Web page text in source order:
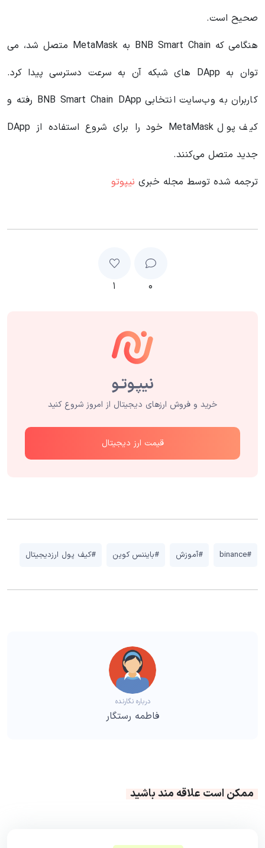
صحیح است.
هنگامی که BNB Smart Chain به MetaMask متصل شد، می
توان به DApp های شبکه آن به سرعت دسترسی پیدا کرد.
کاربران به وب‌سایت انتخابی BNB Smart Chain DApp رفته و
کیف پول MetaMask خود را برای شروع استفاده از DApp
جدید متصل می‌کنند.
ترجمه شده توسط مجله خبری نیپوتو
۰ ۱
خرید و فروش ارزهای دیجیتال از امروز شروع کنید
قیمت ارز دیجیتال
#binance #آموزش #بایننس کوین #کیف پول ارزدیجیتال
درباره نگارنده
فاطمه رستگار
ممکن است علاقه مند باشید